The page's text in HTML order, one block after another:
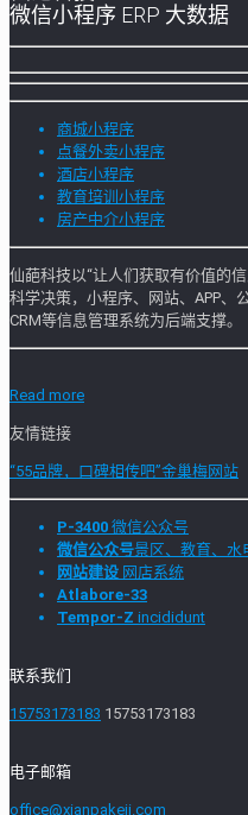
微信小程序 ERP 大数据
商城小程序
点餐外卖小程序
酒店小程序
教育培训小程序
房产中介小程序
仙葩科技以“让人们获取有价值的
科学决策，小程序、网站、APP、
CRM等信息管理系统为后端支撑。
Read more
友情链接
“55品牌，口碑相传吧”金巢梅网站
P-3400 微信公众号
微信公众号景区、教育、水
网站建设 网店系统
Atlabore-33
Tempor-Z incididunt
联系我们
15753173183 15753173183
电子邮箱
office@xianpakeji.com